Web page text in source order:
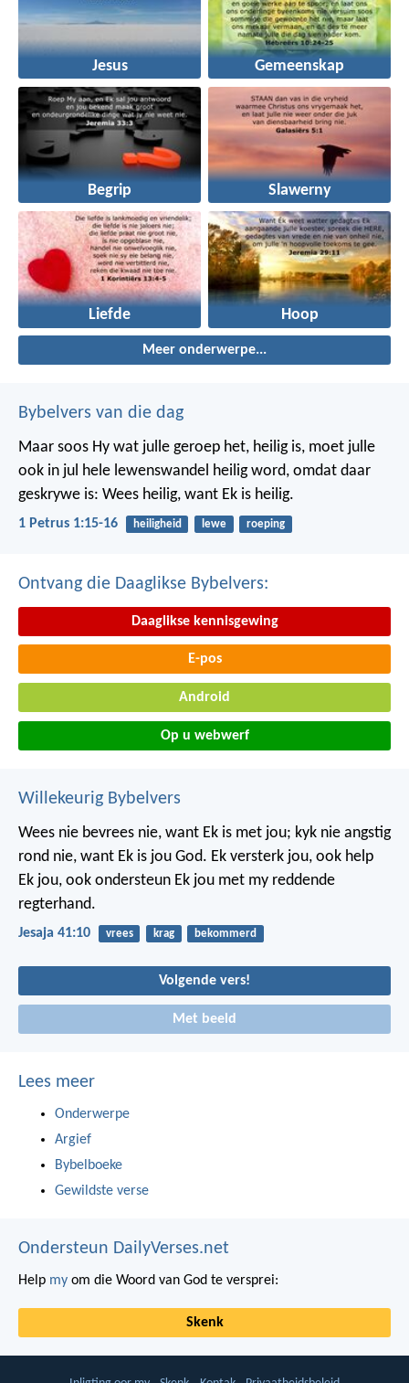
Jesus Gemeenskap
Begrip Slawerny
Liefde Hoop
Meer onderwerpe...
Bybelvers van die dag
Maar soos Hy wat julle geroep het, heilig is, moet julle
ook in jul hele lewenswandel heilig word, omdat daar
geskrywe is: Wees heilig, want Ek is heilig.
1 Petrus 1:15-16 heiligheid lewe roeping
Ontvang die Daaglikse Bybelvers:
Daaglikse kennisgewing
E-pos
Android
Op u webwerf
Willekeurig Bybelvers
Wees nie bevrees nie, want Ek is met jou; kyk nie angstig
rond nie, want Ek is jou God. Ek versterk jou, ook help
Ek jou, ook ondersteun Ek jou met my reddende
regterhand.
Jesaja 41:10 vrees krag bekommerd
Volgende vers!
Met beeld
Lees meer
Onderwerpe
Argief
Bybelboeke
Gewildste verse
Ondersteun DailyVerses.net
Help my om die Woord van God te versprei:
Skenk